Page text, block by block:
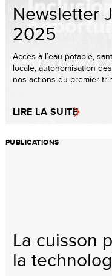
Newsletter
2025
Accès à l’eau potable,
locale, autonomisation
nos actions du premier
LIRE LA SUITE
PUBLICATIONS
La cuisson
la